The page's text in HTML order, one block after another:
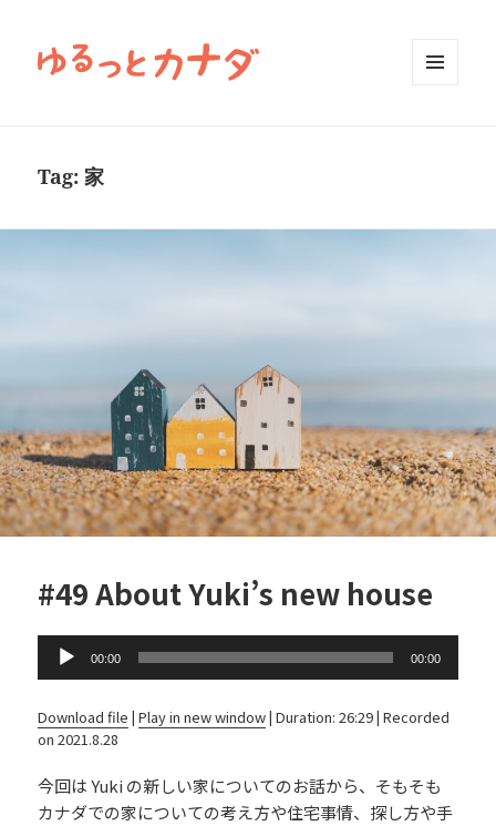
Tag:家
#49 About Yuki’s new house
Audio
Player
00:00 00:00
Download file |Play in new window|Duration: 26:29|Recorded
on 2021.8.28
今回は Yuki の新しい家についてのお話から、そもそも
カナダでの家についての考え方や住宅事情、探し方や手